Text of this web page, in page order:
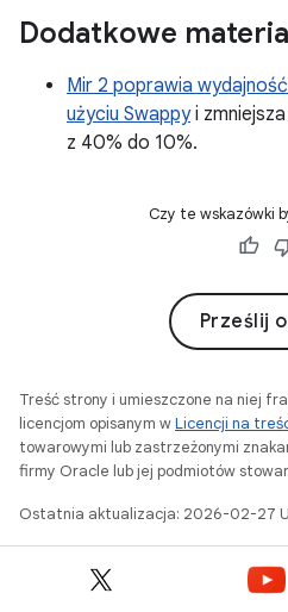
Dodatkowe
Mir 2 poprawia
użyciu Swappyi
z 40% do 10%.
Czy te wskazówki
Prześlij
Treść strony i umieszczone na niej
licencjom opisanym wLicencji na
towarowymi lub zastrzeżonymi
firmy Oracle lub jej podmiotów
Ostatnia aktualizacja: 2026-02-27